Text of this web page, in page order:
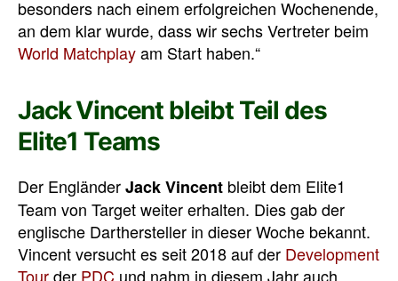
besonders nach einem erfolgreichen Wochenende,
an dem klar wurde, dass wir sechs Vertreter beim
World Matchplayam Start haben.“
Jack Vincent bleibt Teil des
Elite1 Teams
Der EngländerJack Vincent bleibt dem Elite1
Team von Target weiter erhalten. Dies gab der
englische Darthersteller in dieser Woche bekannt.
Vincent versucht es seit 2018 auf der Development
Tourder PDC und nahm in diesem Jahr auch